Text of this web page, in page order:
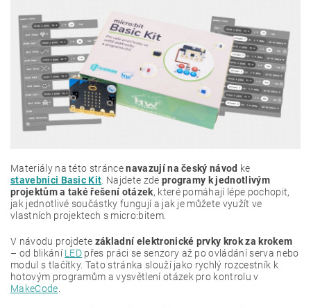
Materiály na této stráncenavazují na český návod ke
stavebnici Basic Kit . Najdete zde programy k jednotlivým
projektům a také řešení otázek, které pomáhají lépe pochopit,
jak jednotlivé součástky fungují a jak je můžete využít ve
vlastních projektech s micro:bitem.
V návodu projdete základní elektronické prvky krok za krokem
– od blikání LED přes práci se senzory až po ovládání serva nebo
modul s tlačítky. Tato stránka slouží jako rychlý rozcestník k
hotovým programům a vysvětlení otázek pro kontrolu v
MakeCode